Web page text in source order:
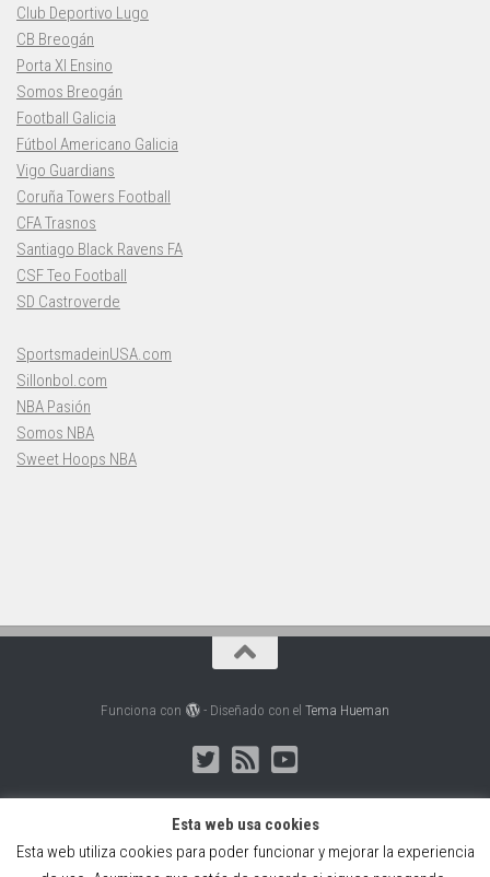
Club Deportivo Lugo
CB Breogán
Porta XI Ensino
Somos Breogán
Football Galicia
Fútbol Americano Galicia
Vigo Guardians
Coruña Towers Football
CFA Trasnos
Santiago Black Ravens FA
CSF Teo Football
SD Castroverde
SportsmadeinUSA.com
Sillonbol.com
NBA Pasión
Somos NBA
Sweet Hoops NBA
Funciona con - Diseñado con el Tema Hueman
Web creada, alojada y mantenida por Café Dixital SL - 2026.
Esta web usa cookies
Esta web utiliza cookies para poder funcionar y mejorar la experiencia